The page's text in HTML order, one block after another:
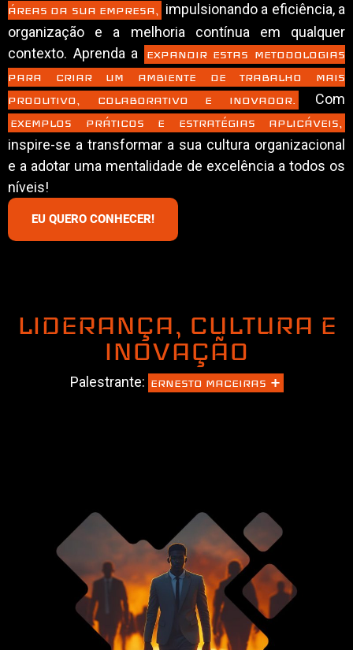
ÁREAS DA SUA EMPRESA,
impulsionando a eficiência, a
organização e a melhoria contínua em qualquer
contexto. Aprenda a
EXPANDIR ESTAS METODOLOGIAS
PARA CRIAR UM AMBIENTE DE TRABALHO MAIS
PRODUTIVO, COLABORATIVO E INOVADOR.
Com
EXEMPLOS PRÁTICOS E ESTRATÉGIAS APLICÁVEIS,
inspire-se a transformar a sua cultura organizacional
e a adotar uma mentalidade de excelência a todos os
níveis!
EU QUERO CONHECER!
LIDERANÇA, CULTURA E
INOVAÇÃO
Palestrante: ERNESTO MACEIRAS +